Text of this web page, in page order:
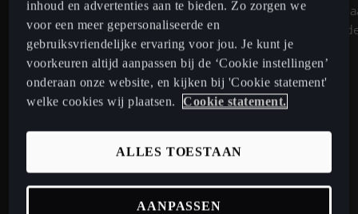
wordt continu gewerkt aan het
verbeteren van die software. Software-
updates zijn eigenlijk een verzameling
kleine en grote verbeteringen. De
meeste aanpassingen zie of merk je niet,
maar zorgen er achter de schermen
functioneren en beschermd is.
CUPRA.
inhoud en advertenties aan te bieden. Zo zorgen we
voor een meer gepersonaliseerde en
gebruiksvriendelijke ervaring voor jou. Je kunt je
voorkeuren altijd aanpassen bij de ‘Cookie instellingen’
onderaan onze website, en kijken bij 'Cookie statement'
welke cookies wij plaatsen.
Cookie statement.
ALLES TOESTAAN
AANPASSEN